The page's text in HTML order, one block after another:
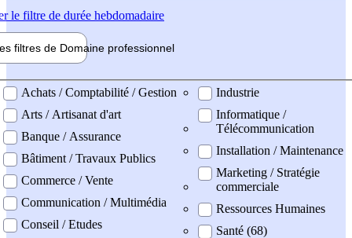
le filtre de durée hebdomadaire
filtres de Domaine professionnel
professionel
Achats / Comptabilité / Gestion
Arts / Artisanat d'art
Banque / Assurance
Bâtiment / Travaux Publics
Commerce / Vente
Communication / Multimédia
Conseil / Etudes
Industrie
Informatique /
Télécommunication
Installation / Maintenance
Marketing / Stratégie
commerciale
Ressources Humaines
Santé (68)